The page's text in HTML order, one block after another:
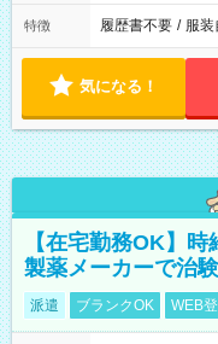
特徴 履歴書不要 / 服装
気になる！
【在宅勤務OK】
製薬メーカーで治
派遣 ブランクOK WEB